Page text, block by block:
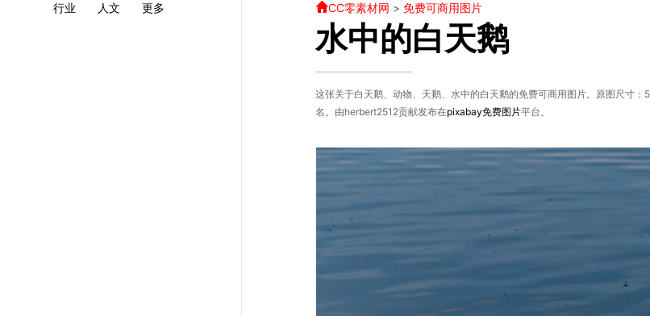
行业
人文 更多 CC零素材网 > 免费可商用图片
水中的白天鹅
这张关于白天鹅、动物、天鹅、水中的白天鹅的免费可商用图片。原图尺
名。由herbert2512贡献发布在pixabay免费图片平台。